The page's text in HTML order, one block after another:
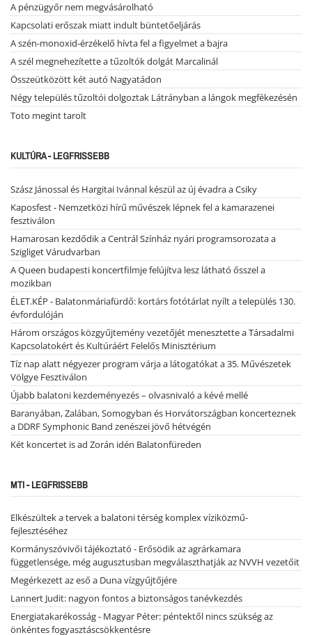
A pénzügyőr nem megvásárolható
Kapcsolati erőszak miatt indult büntetőeljárás
A szén-monoxid-érzékelő hívta fel a figyelmet a bajra
A szél megnehezítette a tűzoltók dolgát Marcalinál
Összeütközött két autó Nagyatádon
Négy település tűzoltói dolgoztak Látrányban a lángok megfékezésén
Toto megint tarolt
KULTÚRA - LEGFRISSEBB
Szász Jánossal és Hargitai Ivánnal készül az új évadra a Csiky
Kaposfest - Nemzetközi hírű művészek lépnek fel a kamarazenei
fesztiválon
Hamarosan kezdődik a Centrál Színház nyári programsorozata a
Szigliget Várudvarban
A Queen budapesti koncertfilmje felújítva lesz látható ősszel a
mozikban
ÉLET.KÉP - Balatonmáriafürdő: kortárs fotótárlat nyílt a település 130.
évfordulóján
Három országos közgyűjtemény vezetőjét menesztette a Társadalmi
Kapcsolatokért és Kultúráért Felelős Minisztérium
Tíz nap alatt négyezer program várja a látogatókat a 35. Művészetek
Völgye Fesztiválon
Újabb balatoni kezdeményezés – olvasnivaló a kévé mellé
Baranyában, Zalában, Somogyban és Horvátországban koncerteznek
a DDRF Symphonic Band zenészei jövő hétvégén
Két koncertet is ad Zorán idén Balatonfüreden
MTI - LEGFRISSEBB
Elkészültek a tervek a balatoni térség komplex víziközmű-
fejlesztéséhez
Kormányszóvivői tájékoztató - Erősödik az agrárkamara
függetlensége, még augusztusban megválaszthatják az NVVH vezetőit
Megérkezett az eső a Duna vízgyűjtőjére
Lannert Judit: nagyon fontos a biztonságos tanévkezdés
Energiatakarékosság - Magyar Péter: péntektől nincs szükség az
önkéntes fogyasztáscsökkentésre